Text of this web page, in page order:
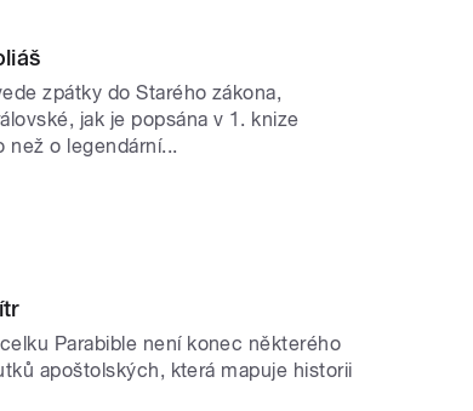
zpátky do Starého zákona,
jak je popsána v 1. knize
než o legendární...
Parabible není konec některého
apoštolských, která mapuje historii